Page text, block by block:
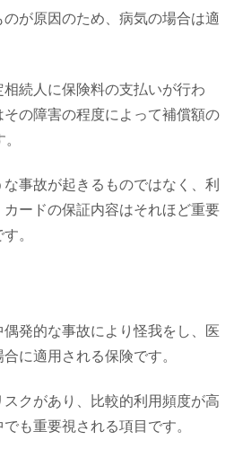
が原因のため、病気の場合は適
続人に保険料の支払いが行わ
の障害の程度によって補償額の
事故が起きるものではなく、利
ードの保証内容はそれほど重要
。
発的な事故により怪我をし、医
に適用される保険です。
クがあり、比較的利用頻度が高
も重要視される項目です。